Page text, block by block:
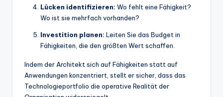
Lücken identifizieren: Wo fehlt eine Fähigkeit?
Wo ist sie mehrfach vorhanden?
Investition planen: Leiten Sie das Budget in
Fähigkeiten, die den größten Wert schaffen.
Indem der Architekt sich auf Fähigkeiten statt auf
Anwendungen konzentriert, stellt er sicher, dass das
Technologieportfolio die operative Realität der